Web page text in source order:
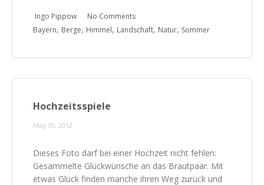
Ingo Pippow
No Comments
Bayern, Berge, Himmel, Landschaft, Natur, Sommer
Hochzeitsspiele
May 30, 2012
Dieses Foto darf bei einer Hochzeit nicht fehlen:
Gesammelte Glückwünsche an das Brautpaar. Mit
etwas Glück finden manche ihren Weg zurück und